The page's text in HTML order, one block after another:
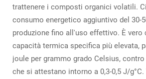
trattenere i composti organici volatili.
consumo energetico aggiuntivo del 30-
produzione fino all'uso effettivo. È vero
capacità termica specifica più elevata,
joule per grammo grado Celsius,
che si attestano intorno a 0,3-0,5 J/g°C.